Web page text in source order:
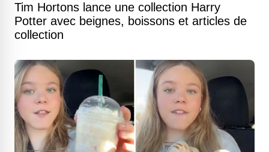
Tim Hortons lance une collection Harry
Potter avec beignes, boissons et articles de
collection